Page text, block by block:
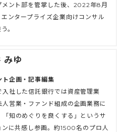
ント部を管掌した後、2022年8月
ンタープライズ企業向けコンサル
。
みゆ
ト企画・記事編集
入社した信託銀行では資産管理業
人営業・ファンド組成の企画業務に
「知のめぐりを良くする」というサ
に共感し参画。約1500名のプロ人